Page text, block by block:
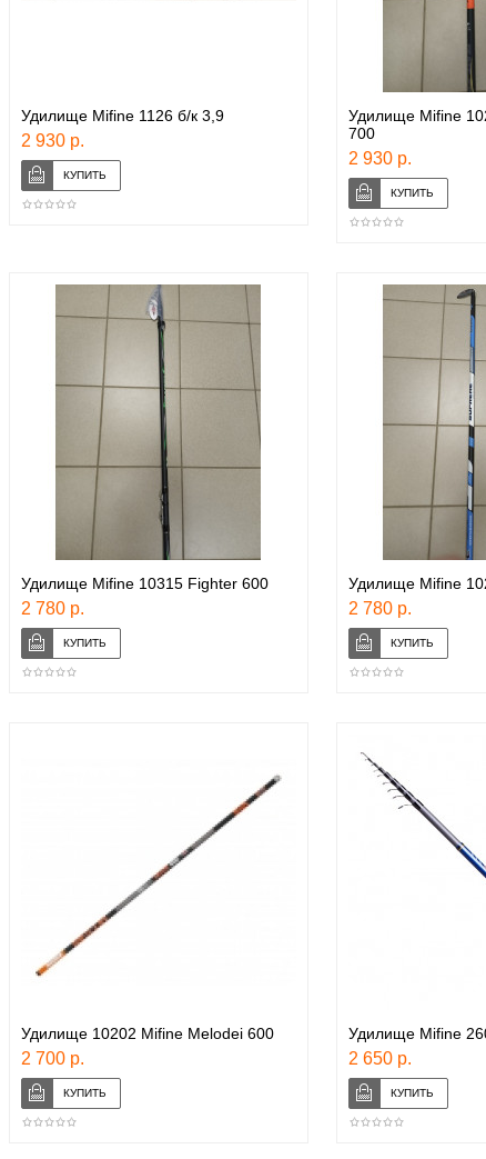
Удилище Mifine 1126 б/к 3,9
2 930 р.
Удилище Mifine
700
2 930 р.
Удилище Mifine 10315 Fighter 600
2 780 р.
Удилище Mifine
2 780 р.
Удилище 10202 Mifine Melodei 600
2 700 р.
Удилище Mifine
2 650 р.